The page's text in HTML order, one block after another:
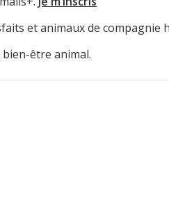
et animaux de compagnie
être animal.